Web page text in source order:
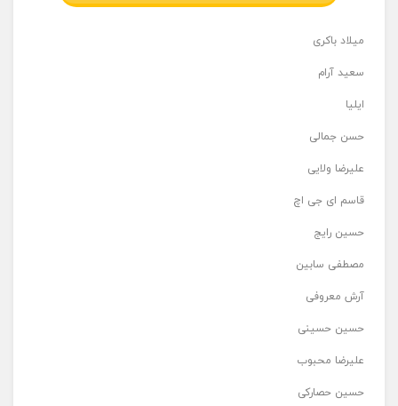
میلاد باکری
سعید آرام
ایلیا
حسن جمالی
علیرضا ولایی
قاسم ای جی اچ
حسین رایج
مصطفی سابین
آرش معروفی
حسین حسینی
علیرضا محبوب
حسین حصارکی